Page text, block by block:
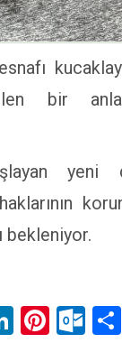
bir
yeni
bekleniyor.
LinkedIn